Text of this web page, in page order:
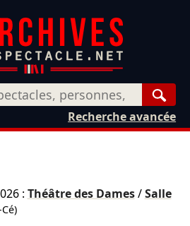
Recherche avancée
: Théâtre des Dames/Salle